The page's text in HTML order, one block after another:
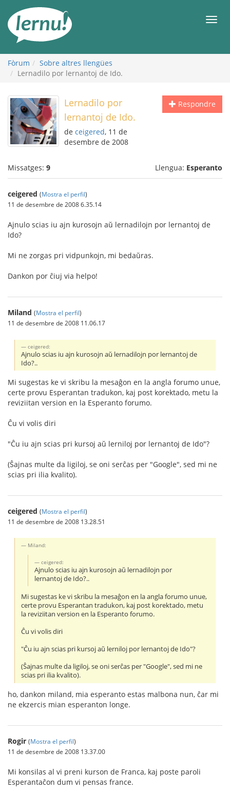
contingut
Fòrum
Sobre altres llengües
Lernadilo por lernantoj de Ido.
Respondre
Lernadilo por
lernantoj de Ido.
de ceigered, 11 de
desembre de 2008
Missatges: 9 Llengua: Esperanto
ceigered (Mostra el perfil)
11 de desembre de 2008 6.35.14
Ajnulo scias iu ajn kurosojn aŭ lernadilojn por lernantoj de
Ido?
Mi ne zorgas pri vidpunkojn, mi bedaŭras.
Dankon por ĉiuj via helpo!
Miland (Mostra el perfil)
11 de desembre de 2008 11.06.17
ceigered:
Ajnulo scias iu ajn kurosojn aŭ lernadilojn por lernantoj de
Ido?..
Mi sugestas ke vi skribu la mesaĝon en la angla forumo unue,
certe provu Esperantan tradukon, kaj post korektado, metu la
reviziitan version en la Esperanto forumo.
Ĉu vi volis diri
"Ĉu iu ajn scias pri kursoj aŭ lerniloj por lernantoj de Ido"?
(Ŝajnas multe da ligiloj, se oni serĉas per "Google", sed mi ne
scias pri ilia kvalito).
ceigered (Mostra el perfil)
11 de desembre de 2008 13.28.51
Miland:
ceigered:
Ajnulo scias iu ajn kurosojn aŭ lernadilojn por
lernantoj de Ido?..
Mi sugestas ke vi skribu la mesaĝon en la angla forumo unue,
certe provu Esperantan tradukon, kaj post korektado, metu
la reviziitan version en la Esperanto forumo.
Ĉu vi volis diri
"Ĉu iu ajn scias pri kursoj aŭ lerniloj por lernantoj de Ido"?
(Ŝajnas multe da ligiloj, se oni serĉas per "Google", sed mi ne
scias pri ilia kvalito).
ho, dankon miland, mia esperanto estas malbona nun, ĉar mi
ne ekzercis mian esperanton longe.
Rogir (Mostra el perfil)
11 de desembre de 2008 13.37.00
Mi konsilas al vi preni kurson de Franca, kaj poste paroli
Esperantaĉon dum vi pensas france.